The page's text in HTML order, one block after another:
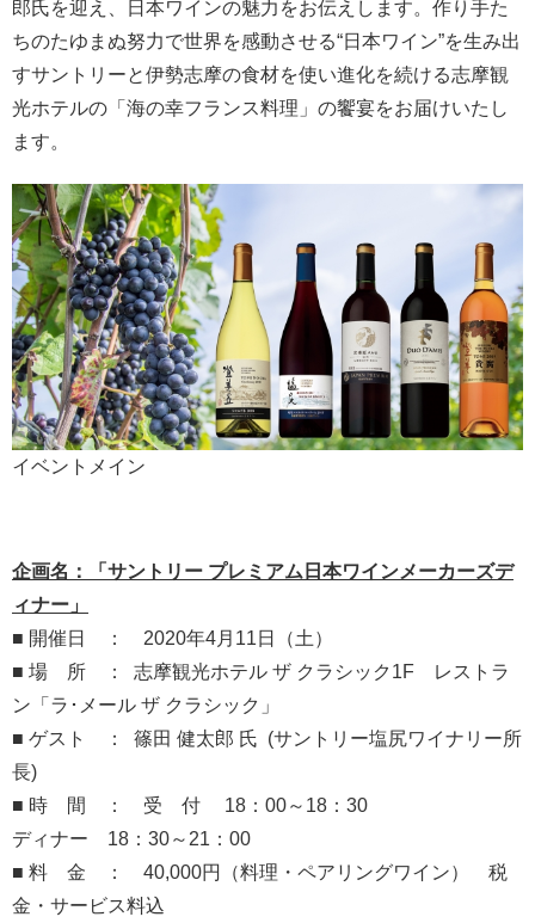
郎氏を迎え、日本ワインの魅力をお伝えします。作り手た
ちのたゆまぬ努力で世界を感動させる“日本ワイン”を生み出
すサントリーと伊勢志摩の食材を使い進化を続ける志摩観
光ホテルの「海の幸フランス料理」の饗宴をお届けいたし
ます。
イベントメイン
企画名：「サントリー プレミアム日本ワインメーカーズデ
ィナー」
■ 開催日 ： 2020年4月11日（土）
■ 場 所 ： 志摩観光ホテル ザ クラシック1F レストラ
ン「ラ･メール ザ クラシック」
■ ゲスト ： 篠田 健太郎 氏 (サントリー塩尻ワイナリー所
長)
■ 時 間 ： 受 付 18：00～18：30
ディナー 18：30～21：00
■ 料 金 ： 40,000円（料理・ペアリングワイン） 税
金・サービス料込